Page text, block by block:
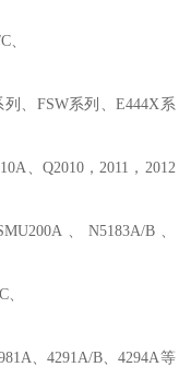
、
、FSW系列、E444X系
、Q2010，2011，2012
、N5183A/B、
、4291A/B、4294A等